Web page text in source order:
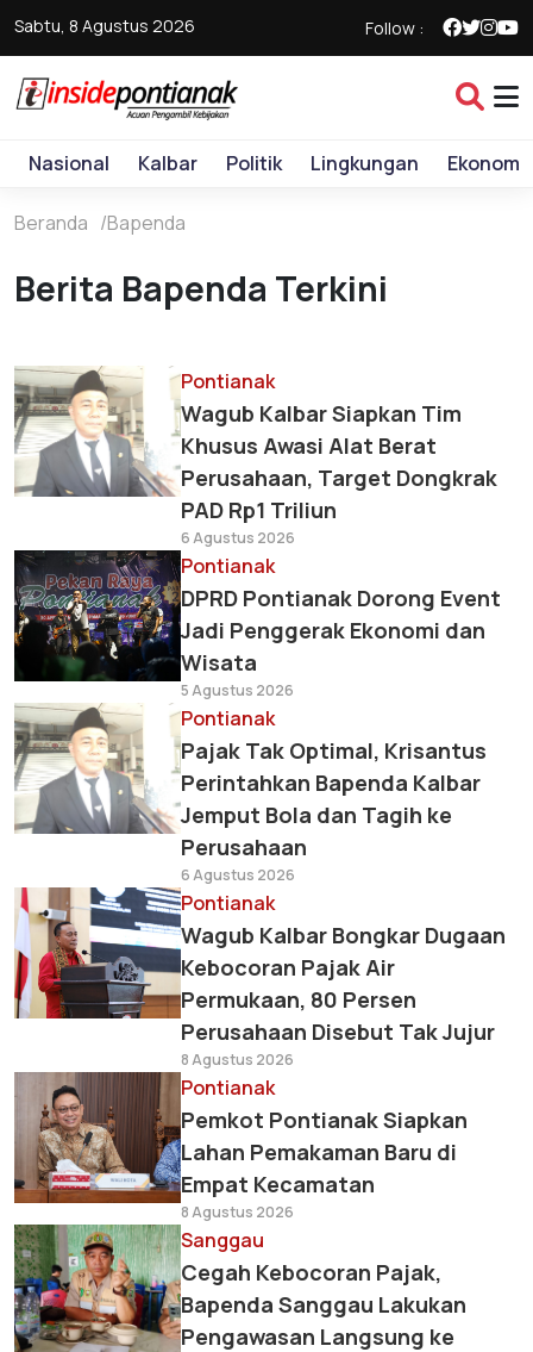
Sabtu, 8 Agustus 2026 Follow :
Nasional Kalbar Politik Lingkungan Ekonomi
Beranda Bapenda
Berita Bapenda Terkini
Pontianak
Wagub Kalbar Siapkan Tim
Khusus Awasi Alat Berat
Perusahaan, Target Dongkrak
PAD Rp1 Triliun
6 Agustus 2026
Pontianak
DPRD Pontianak Dorong Event
Jadi Penggerak Ekonomi dan
Wisata
5 Agustus 2026
Pontianak
Pajak Tak Optimal, Krisantus
Perintahkan Bapenda Kalbar
Jemput Bola dan Tagih ke
Perusahaan
6 Agustus 2026
Pontianak
Wagub Kalbar Bongkar Dugaan
Kebocoran Pajak Air
Permukaan, 80 Persen
Perusahaan Disebut Tak Jujur
8 Agustus 2026
Pontianak
Pemkot Pontianak Siapkan
Lahan Pemakaman Baru di
Empat Kecamatan
8 Agustus 2026
Sanggau
Cegah Kebocoran Pajak,
Bapenda Sanggau Lakukan
Pengawasan Langsung ke